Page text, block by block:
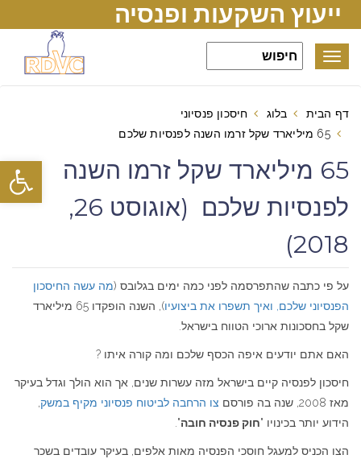
פתח
ייעוץ השקעות ופנסיה
Toggle
דף הבית בלוג
חיסכון פנסיוני
65 מיליארד שקל זרמו השנה לפנסיות שלכם
65 מיליארד שקל זרמו השנה
לפנסיות שלכם (אוגוסט 26,
2018)
על פי כתבה שהתפרסמה לפני כמה ימים בגלובס (מה עשה החיסכון
הפנסיוני שלכם, ואיך תשפרו את ביצועיו
), השנה הופקדו 65 מיליארד
שקל בחסכונות ארוכי הטווח בישראל.
האם אתם יודעים איפה הכסף שלכם ומה קורה איתו ?
חיסכון לפנסיה קיים בישראל מזה עשרות שנים, אך הוא הולך וגדל בעיקר
מאז 2008, שנה בה פורסם
צו הרחבה לביטוח פנסיוני מקיף במשק
הידוע יותר בכינויו "חוק פנסיה חובה".
הצו הכניס למעגל חוסכי הפנסיה מאות אלפים, בעיקר עובדים בשכר